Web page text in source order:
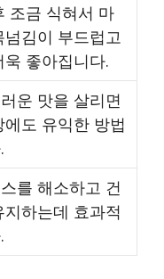
조금 식혀서 마
김이 부드럽고
욱 좋아집니다.
운 맛을 살리면
에도 유익한 방법
를 해소하고 건
지하는데 효과적